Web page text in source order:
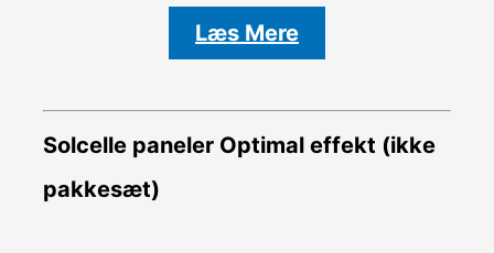
Læs Mere
Solcelle paneler Optimal effekt (ikke
pakkesæt)